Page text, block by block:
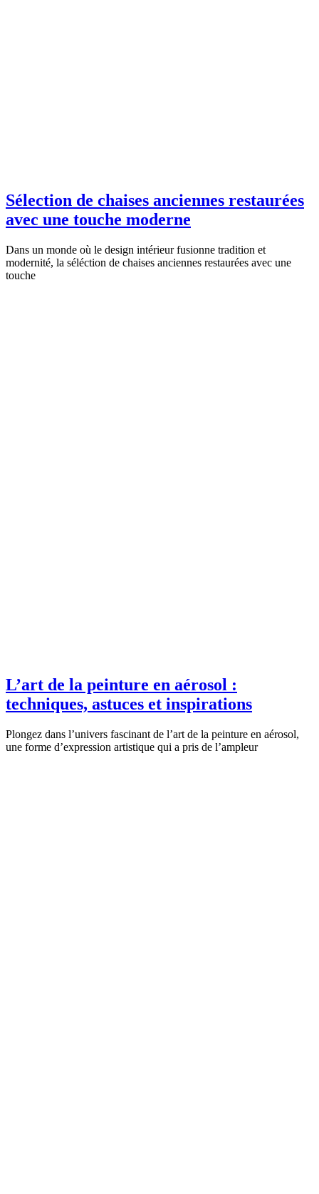
Sélection de chaises anciennes restaurées
avec une touche moderne
Dans un monde où le design intérieur fusionne tradition et
modernité, la séléction de chaises anciennes restaurées avec une
touche
L’art de la peinture en aérosol :
techniques, astuces et inspirations
Plongez dans l’univers fascinant de l’art de la peinture en aérosol,
une forme d’expression artistique qui a pris de l’ampleur